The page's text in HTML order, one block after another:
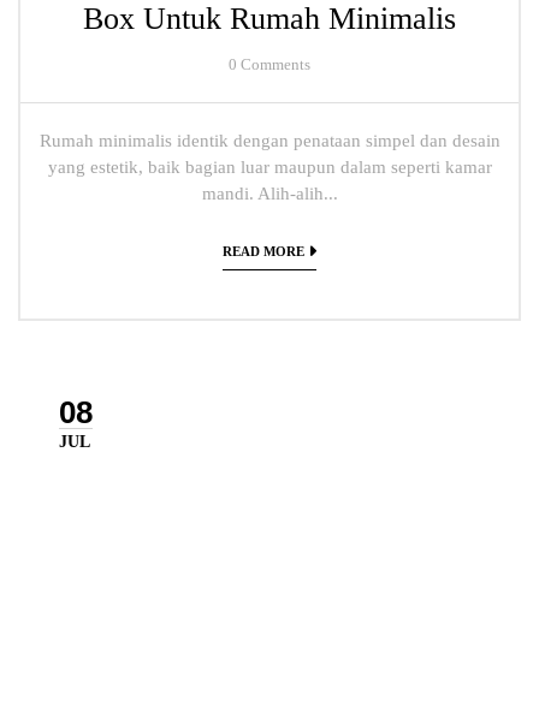
Box Untuk Rumah Minimalis
0 Comments
Rumah minimalis identik dengan penataan simpel dan desain
yang estetik, baik bagian luar maupun dalam seperti kamar
mandi. Alih-alih...
READ MORE
08
JUL